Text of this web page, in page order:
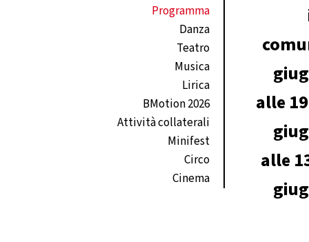
Programma
Danza
Teatro
Musica
Lirica
BMotion 2026
Attività collaterali
Minifest
Circo
Cinema
alle
alle